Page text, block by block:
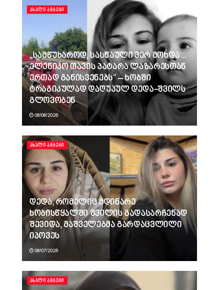
ᲐᲮᲐᲚᲘ ᲐᲛᲑᲔᲑᲘ
„სამწუხაროდ, სასწაული ვერ მოხდა…
ელენიკო თავის პატარა ლაზარესთან
ერთად განისვენებს“ – ხობში
ტრაგიკულად დაღუპულ დედა-შვილს
გლოვობენ
08/08/2026
ᲐᲮᲐᲚᲘ ᲐᲛᲑᲔᲑᲘ
დედა, რომელიც მდინარე
ხობისწყალში შვილის გადასარჩენად
შევიდა, მაშველებმა გარდაცვლილი
იპოვეს
08/07/2026
ᲐᲮᲐᲚᲘ ᲐᲛᲑᲔᲑᲘ